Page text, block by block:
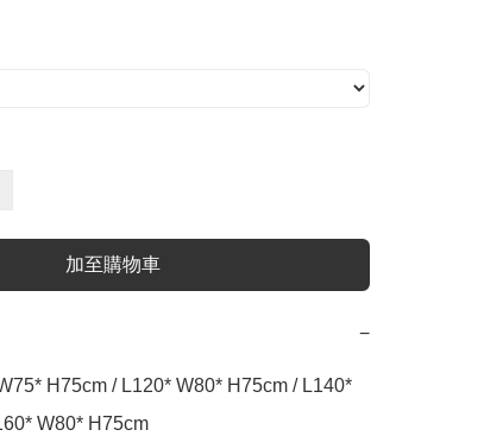
加至購物車
−
H75cm / L120* W80* H75cm / L140*
W80* H75cm